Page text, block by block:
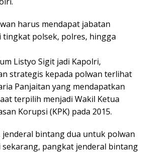
harus mendapat jabatan
polsek, polres, hingga
Listyo Sigit jadi Kapolri,
strategis kepada polwan terlihat
Panjaitan yang mendapatkan
terpilih menjadi Wakil Ketua
Korupsi (KPK) pada 2015.
jenderal bintang dua untuk polwan
sekarang, pangkat jenderal bintang